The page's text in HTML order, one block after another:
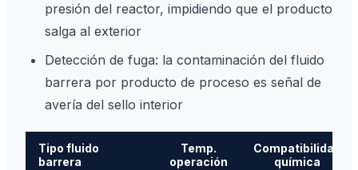
presión del reactor, impidiendo que el producto
salga al exterior
Detección de fuga: la contaminación del fluido
barrera por producto de proceso es señal de
avería del sello interior
Tipo fluido
barrera
Temp.
operación
Compatibilidad
química